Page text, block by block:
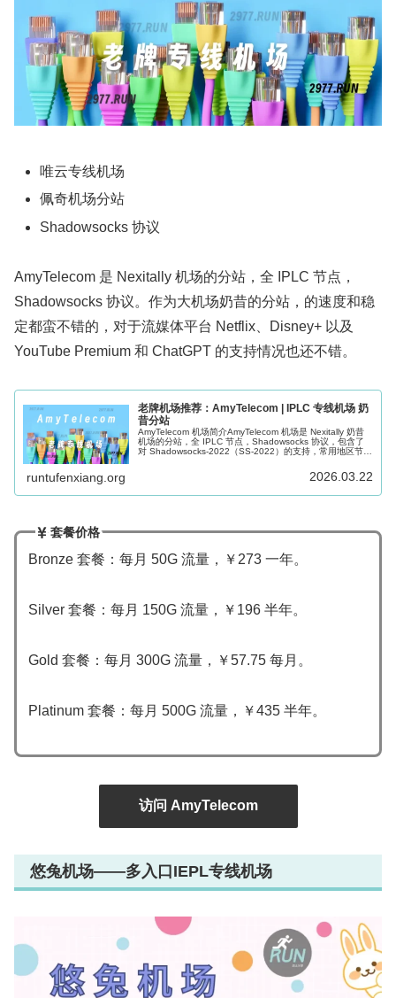
唯云专线机场
佩奇机场分站
Shadowsocks 协议
AmyTelecom 是 Nexitally 机场的分站，全 IPLC 节点，
Shadowsocks 协议。作为大机场奶昔的分站，的速度和稳
定都蛮不错的，对于流媒体平台 Netflix、Disney+ 以及
YouTube Premium 和 ChatGPT 的支持情况也还不错。
老牌机场推荐：AmyTelecom | IPLC 专线机场 奶
昔分站
AmyTelecom 机场简介AmyTelecom 机场是 Nexitally 奶昔
机场的分站，全 IPLC 节点，Shadowsocks 协议，包含了
对 Shadowsocks-2022（SS-2022）的支持，常用地区节
runtufenxiang.org 2026.03.22
套餐价格
Bronze 套餐：每月 50G 流量，￥273 一年。
Silver 套餐：每月 150G 流量，￥196 半年。
Gold 套餐：每月 300G 流量，￥57.75 每月。
Platinum 套餐：每月 500G 流量，￥435 半年。
访问 AmyTelecom
悠兔机场——多入口IEPL专线机场